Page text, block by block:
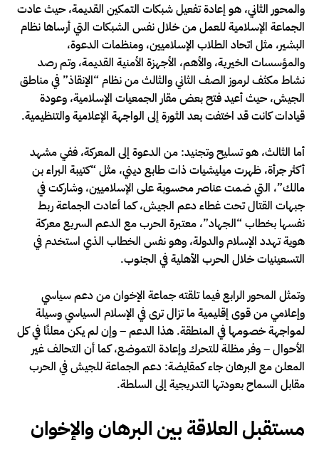
والمحور الثاني، هو إعادة تفعيل شبكات التمكين القديمة، حيث عادت
الجماعة الإسلامية للعمل من خلال نفس الشبكات التي أرساها نظام
البشير، مثل اتحاد الطلاب الإسلاميين، ومنظمات الدعوة،
والمؤسسات الخيرية، والأهم، الأجهزة الأمنية القديمة، وتم رصد
نشاط مكثف لرموز الصف الثاني والثالث من نظام “الإنقاذ” في مناطق
الجيش، حيث أعيد فتح بعض مقار الجمعيات الإسلامية، وعودة
قيادات كانت قد اختفت بعد الثورة إلى الواجهة الإعلامية والتنظيمية.
أما الثالث، هو تسليح وتجنيد: من الدعوة إلى المعركة، ففي مشهد
أكثر جرأة، ظهرت ميليشيات ذات طابع ديني، مثل “كتيبة البراء بن
مالك”، التي ضمت عناصر محسوبة على الإسلاميين، وشاركت في
جبهات القتال تحت غطاء دعم الجيش، كما أعادت الجماعة ربط
نفسها بخطاب “الجهاد”، معتبرة الحرب مع الدعم السريع معركة
هوية تهدد الإسلام والدولة، وهو نفس الخطاب الذي استخدم في
التسعينيات خلال الحرب الأهلية في الجنوب.
وتمثل المحور الرابع فيما تلقته جماعة الإخوان من دعم سياسي
وإعلامي من قوى إقليمية ما تزال ترى في الإسلام السياسي وسيلة
لمواجهة خصومها في المنطقة. هذا الدعم – وإن لم يكن معلنًا في كل
الأحوال – وفر مظلة للتحرك وإعادة التموضع، كما أن التحالف غير
المعلن مع البرهان جاء كمقايضة: دعم الجماعة للجيش في الحرب
مقابل السماح بعودتها التدريجية إلى السلطة.
مستقبل العلاقة بين البرهان والإخوان